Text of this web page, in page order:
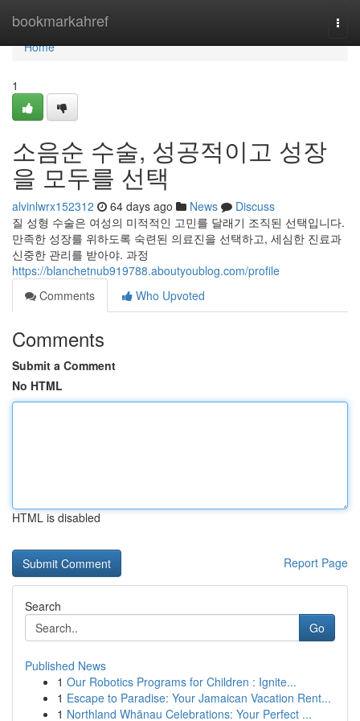
bookmarkahref
Home
Home
1
소음순 수술, 성공적이고 성장
을 모두를 선택
alvinlwrx152312 64 days ago News
Discuss
질 성형 수술은 여성의 미적적인 고민를 달래기 조직된 선택입니다.
만족한 성장를 위하도록 숙련된 의료진을 선택하고, 세심한 진료과
신중한 관리를 받아야. 과정
https://blanchetnub919788.aboutyoublog.com/profile
Comments
Who Upvoted
Comments
Submit a Comment
No HTML
HTML is disabled
Report Page
Search
Go
Published News
1 Our Robotics Programs for Children : Ignite...
1 Escape to Paradise: Your Jamaican Vacation Rent...
1 Northland Whānau Celebrations: Your Perfect ...